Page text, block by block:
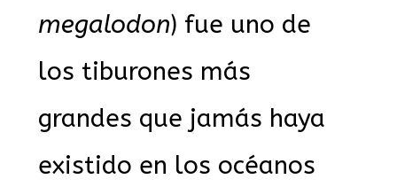
megalodon) fue uno de
los tiburones más
grandes que jamás haya
existido en los océanos